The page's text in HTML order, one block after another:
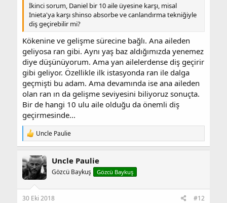
İkinci sorum, Daniel bir 10 aile üyesine karşı, misal
Inieta'ya karşı shinso absorbe ve canlandırma tekniğiyle
diş geçirebilir mi?
Kökenine ve gelişme sürecine bağlı. Ana aileden
geliyosa ran gibi. Aynı yaş baz aldığımızda yenemez
diye düşünüyorum. Ama yan ailelerdense diş geçirir
gibi geliyor. Özellikle ilk istasyonda ran ile dalga
geçmişti bu adam. Ama devamında ise ana aileden
olan ran ın da gelişme seviyesini biliyoruz sonuçta.
Bir de hangi 10 ulu aile olduğu da önemli diş
geçirmesinde...
T
e
p
k
i
l
e
r
:
Uncle Paulie
Uncle Paulie
Gözcü Baykuş Gözcü Baykuş
30 Eki 2018 #12